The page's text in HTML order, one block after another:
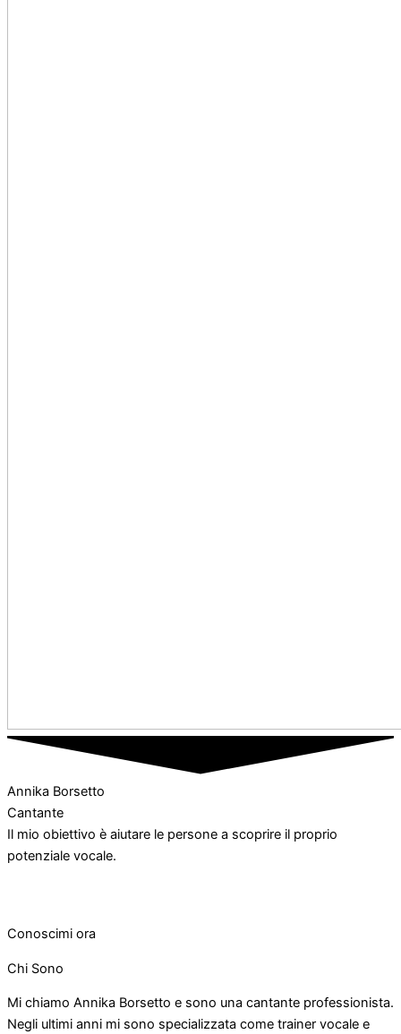
Annika Borsetto
Cantante
Il mio obiettivo è aiutare le persone a scoprire il proprio
potenziale vocale.
Conoscimi ora
Chi Sono
Mi chiamo Annika Borsetto e sono una cantante professionista.
Negli ultimi anni mi sono specializzata come trainer vocale e